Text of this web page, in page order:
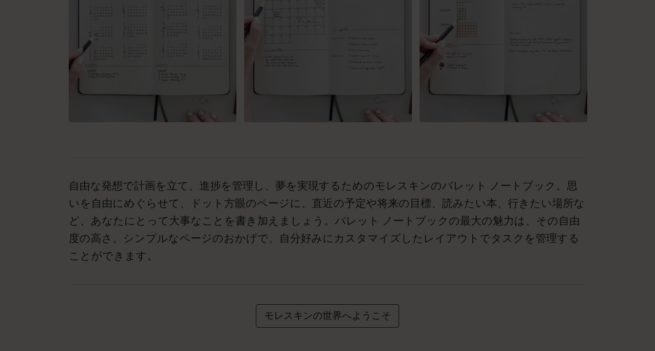
自由な発想で計画を立て、進捗を管理し、夢を実現するためのモレスキンのバレット ノートブック。思
いを自由にめぐらせて、ドット方眼のページに、直近の予定や将来の目標、読みたい本、行きたい場所な
ど、あなたにとって大事なことを書き加えましょう。バレット ノートブックの最大の魅力は、その自由
度の高さ。シンプルなページのおかげで、自分好みにカスタマイズしたレイアウトでタスクを管理する
ことができます。
モレスキンの世界へようこそ